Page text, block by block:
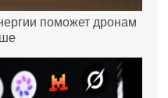
поможет дронам